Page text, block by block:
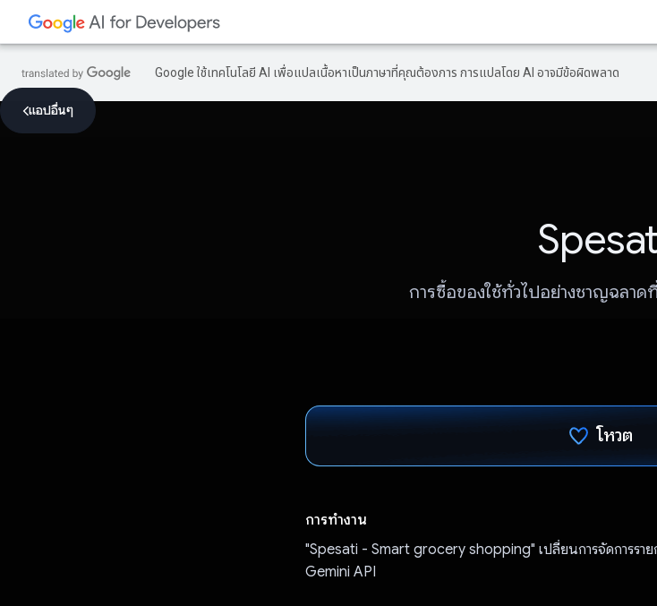
Google ใช้เทคโนโลยี AI เพื่อแปลเนื้อหาเป็นภาษาที่คุณต้องการ การแปลโดย AI อาจมีข้อผิดพลาด
แอปอื่นๆ
การซื้อของใช้ทั่วไปอย่างชาญฉลาด
โหวต
การทำงาน
"Spesati - Smart grocery shopping" เปลี่ยนการจัดการราย
Gemini API